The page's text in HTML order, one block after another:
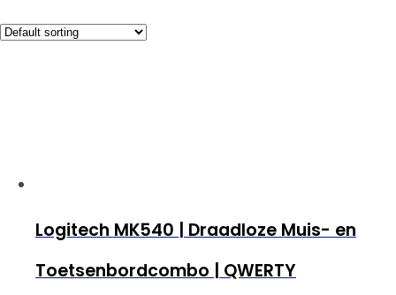
Logitech MK540 | Draadloze Muis- en
Toetsenbordcombo | QWERTY